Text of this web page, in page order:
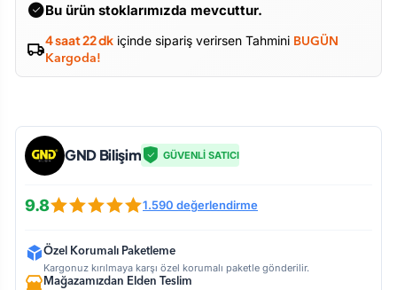
Bu ürün stoklarımızda mevcuttur.
4 saat 22 dk içinde sipariş verirsen Tahmini BUGÜN
Kargoda!
GND Bilişim GÜVENLİ SATICI
9.8 1.590 değerlendirme
Özel Korumalı Paketleme
Kargonuz kırılmaya karşı özel korumalı paketle gönderilir.
Mağazamızdan Elden Teslim